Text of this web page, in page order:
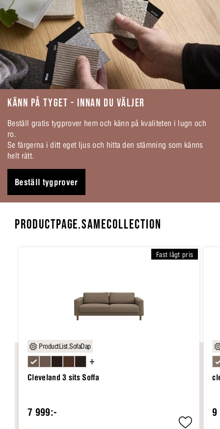
KÄNN PÅ TYGET - INNAN DU VÄLJER
Beställ gratis tygprover hem och känn på kvaliteten i lugn och
ro.
Se färgerna i ditt eget ljus och hitta den stämning som känns
helt rätt.
Beställ tygprover
PRODUCTPAGE.SAMECOLLECTION
Fast lågt pris
ProductList.SofaDap
Cleveland 3 sits Soffa
7 999:-
+
9